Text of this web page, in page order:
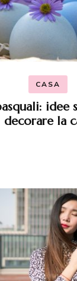
CASA
idee
decorare la